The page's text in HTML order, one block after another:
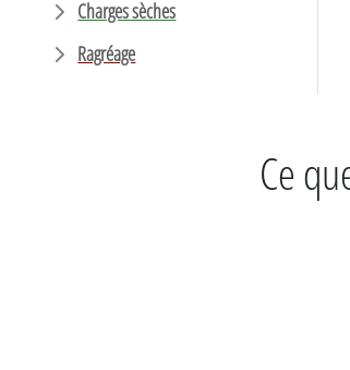
Charges sèches
Ragréage
Ce